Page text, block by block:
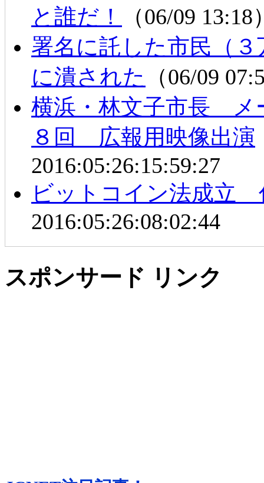
と誰だ！
（06/09
署名に託した市民（
に潰された
（06/09
横浜・林文子市長 メ
８回 広報用映像出演
2016:05:26:15:59:27
ビットコイン法成立
2016:05:26:08:02:44
スポンサード リンク